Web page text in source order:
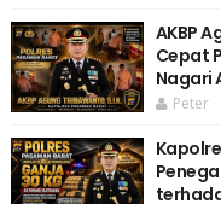
AKBP
Cepat
Nagari
Peter